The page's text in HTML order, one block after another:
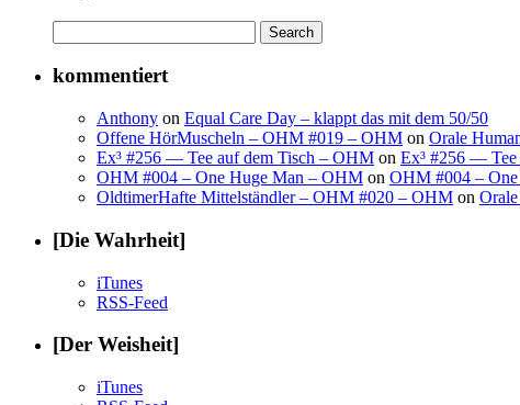
for:
kommentiert
Anthony on Equal Care Day – klappt das mit dem 50/50
Offene HörMuscheln – OHM #019 – OHM on Orale
Ex³ #256 — Tee auf dem Tisch – OHM on Ex³ #256 — Tee
OHM #004 – One Huge Man – OHM on OHM #004 –
OldtimerHafte Mittelständler – OHM #020 – OHM on
[Die Wahrheit]
iTunes
RSS-Feed
[Der Weisheit]
iTunes